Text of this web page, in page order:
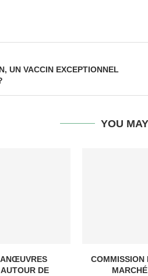
UN VACCIN EXCEPTIONNEL
YOU
DE
COMMISSION